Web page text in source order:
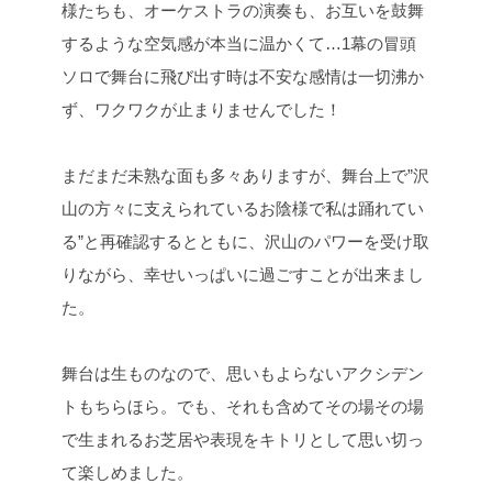
様たちも、オーケストラの演奏も、お互いを鼓舞
するような空気感が本当に温かくて…1幕の冒頭
ソロで舞台に飛び出す時は不安な感情は一切沸か
ず、ワクワクが止まりませんでした！
まだまだ未熟な面も多々ありますが、舞台上で”沢
山の方々に支えられているお陰様で私は踊れてい
る”と再確認するとともに、沢山のパワーを受け取
りながら、幸せいっぱいに過ごすことが出来まし
た。
舞台は生ものなので、思いもよらないアクシデン
トもちらほら。でも、それも含めてその場その場
で生まれるお芝居や表現をキトリとして思い切っ
て楽しめました。